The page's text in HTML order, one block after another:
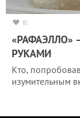
10
«РАФАЭЛЛО»
РУКАМИ
Кто,
изумительным